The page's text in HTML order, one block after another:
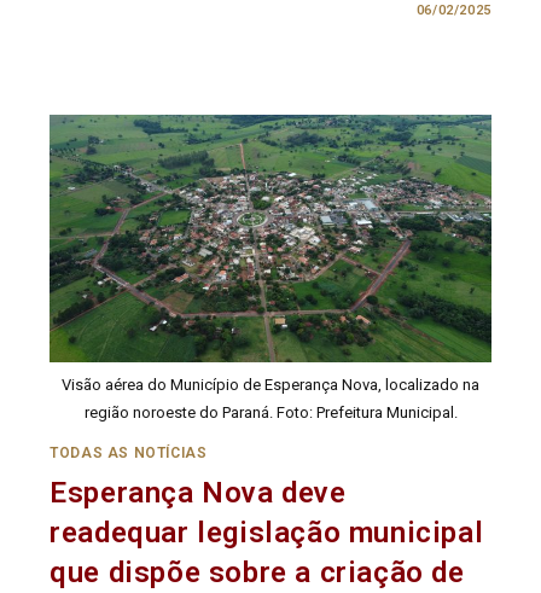
06/02/2025
Visão aérea do Município de Esperança Nova, localizado na
região noroeste do Paraná. Foto: Prefeitura Municipal.
TODAS AS NOTÍCIAS
Esperança Nova deve
readequar legislação municipal
que dispõe sobre a criação de